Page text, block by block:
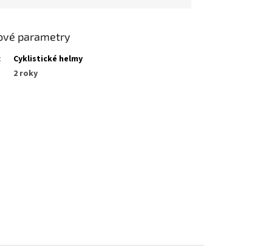
parametry
:
Cyklistické helmy
2 roky